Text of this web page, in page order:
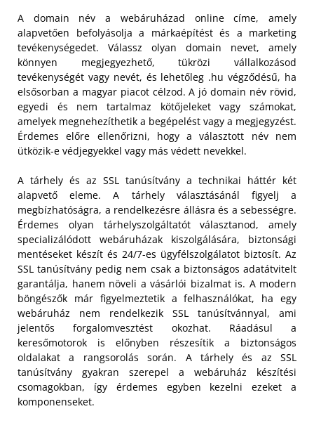
A domain név a webáruházad online címe, amely
alapvetően befolyásolja a márkaépítést és a marketing
tevékenységedet. Válassz olyan domain nevet, amely
könnyen megjegyezhető, tükrözi vállalkozásod
tevékenységét vagy nevét, és lehetőleg .hu végződésű, ha
elsősorban a magyar piacot célzod. A jó domain név rövid,
egyedi és nem tartalmaz kötőjeleket vagy számokat,
amelyek megnehezíthetik a begépelést vagy a megjegyzést.
Érdemes előre ellenőrizni, hogy a választott név nem
ütközik-e védjegyekkel vagy más védett nevekkel.
A tárhely és az SSL tanúsítvány a technikai háttér két
alapvető eleme. A tárhely választásánál figyelj a
megbízhatóságra, a rendelkezésre állásra és a sebességre.
Érdemes olyan tárhelyszolgáltatót választanod, amely
specializálódott webáruházak kiszolgálására, biztonsági
mentéseket készít és 24/7-es ügyfélszolgálatot biztosít. Az
SSL tanúsítvány pedig nem csak a biztonságos adatátvitelt
garantálja, hanem növeli a vásárlói bizalmat is. A modern
böngészők már figyelmeztetik a felhasználókat, ha egy
webáruház nem rendelkezik SSL tanúsítvánnyal, ami
jelentős forgalomvesztést okozhat. Ráadásul a
keresőmotorok is előnyben részesítik a biztonságos
oldalakat a rangsorolás során. A tárhely és az SSL
tanúsítvány gyakran szerepel a webáruház készítési
csomagokban, így érdemes egyben kezelni ezeket a
komponenseket.